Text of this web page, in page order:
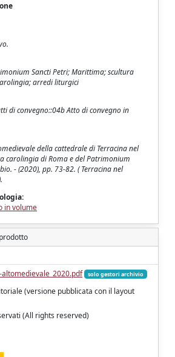
Sancti Petri; Marittima; scultura
arredi liturgici
di convegno::04b Atto di convegno in
della cattedrale di Terracina nel
carolingia di Roma e del Patrimonium
- (2020), pp. 73-82. ( Terracina nel
in volume
solo gestori archivio
(versione pubblicata con il layout
(All rights reserved)